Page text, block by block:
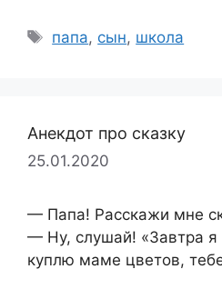
Метки
папа, сын, школа
Анекдот про сказку
25.01.2020
— Папа! Расскажи мне
— Ну, слушай! «Завтра я
куплю маме цветов,